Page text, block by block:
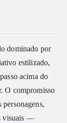
dominado por
estilizado,
acima do
O compromisso
visuais —